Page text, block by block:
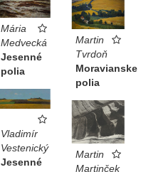
Mária
Medvecká
Jesenné
polia
Martin
Tvrdoň
Moravianske
polia
Vladimír
Vestenický
Jesenné
Martin
Martinček